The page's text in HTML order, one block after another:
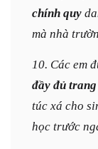
chính quy
mà nhà
10. Các em
đầy đủ
túc xá cho
học trước